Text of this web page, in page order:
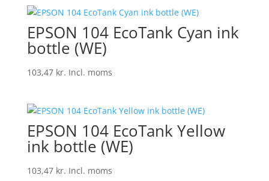
EPSON 104 EcoTank Cyan ink
bottle (WE)
103,47 kr. Incl. moms
EPSON 104 EcoTank Yellow
ink bottle (WE)
103,47 kr. Incl. moms